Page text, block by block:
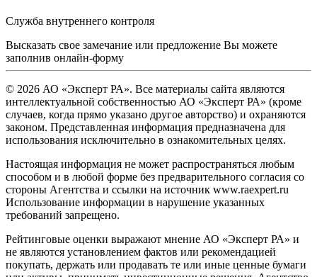
Служба внутреннего контроля
Высказать свое замечание или предложение Вы можете
заполнив онлайн-форму
© 2026 АО «Эксперт РА». Все материалы сайта являются
интеллектуальной собственностью АО «Эксперт РА» (кроме
случаев, когда прямо указано другое авторство) и охраняются
законом. Представленная информация предназначена для
использования исключительно в ознакомительных целях.
Настоящая информация не может распространяться любым
способом и в любой форме без предварительного согласия со
стороны Агентства и ссылки на источник www.raexpert.ru
Использование информации в нарушение указанных
требований запрещено.
Рейтинговые оценки выражают мнение АО «Эксперт РА» и
не являются установлением фактов или рекомендацией
покупать, держать или продавать те или иные ценные бумаги